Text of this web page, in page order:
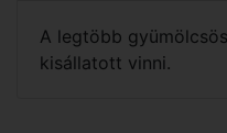
A legtöbb
kisállatott vinni.